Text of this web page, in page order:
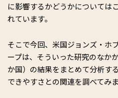
に影響するかどうかについては
れています。
そこで今回、米国ジョンズ・ホ
ープは、そういった研究のなか
か国）の結果をまとめて分析す
できやすさとの関連を調べてみま